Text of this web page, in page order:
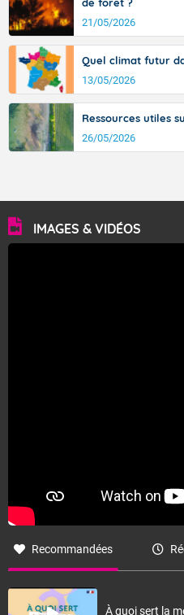
21/05/2026
Quel climat futur
13/05/2026
Ressources utiles
26/05/2026
IMAGES & VIDÉOS
Recommandées
À quoi sert la